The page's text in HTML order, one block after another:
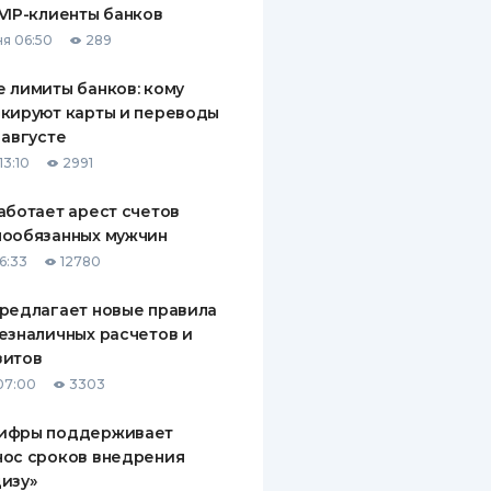
ПО
ПОЛИСЫ
КОМПАНИИ
клиенты банков
06:50 289
лимиты банков: кому
карты и переводы
2991
арест счетов
мужчин
12780
новые правила
расчетов и
3303
поддерживает
сроков внедрения